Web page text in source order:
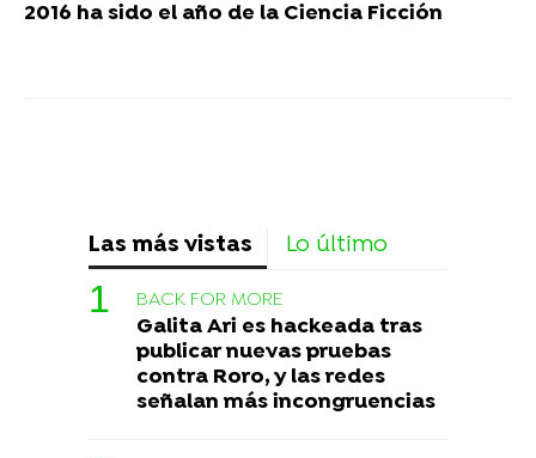
2016 ha sido el año de la Ciencia Ficción
Las más vistas Lo último
BACK FOR MORE
Galita Ari es hackeada tras
publicar nuevas pruebas
contra Roro, y las redes
señalan más incongruencias